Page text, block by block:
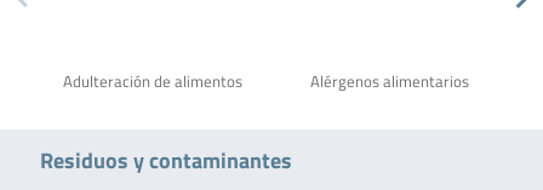
Adulteración de alimentos Alérgenos alimentarios
Residuos y contaminantes